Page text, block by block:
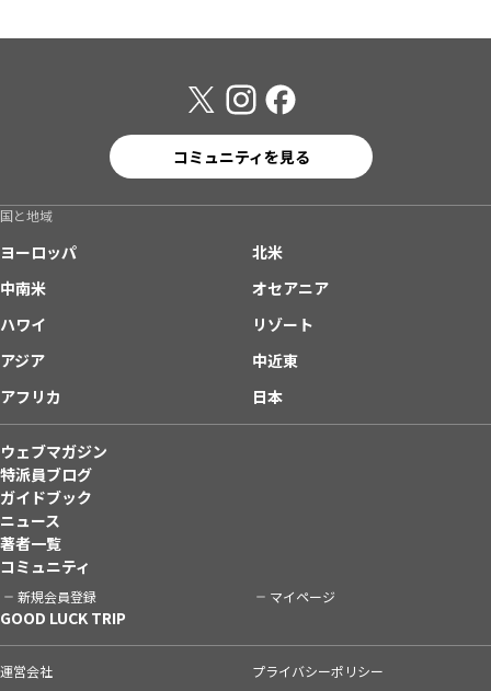
コミュニティを見る
国と地域
ヨーロッパ
北米
中南米
オセアニア
ハワイ
リゾート
アジア
中近東
アフリカ
日本
ウェブマガジン
特派員ブログ
ガイドブック
ニュース
著者一覧
コミュニティ
新規会員登録 マイページ
GOOD LUCK TRIP
運営会社 プライバシーポリシー